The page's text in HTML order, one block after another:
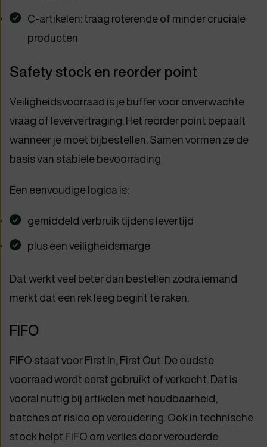
C-artikelen: traag roterende of minder cruciale
producten
Safety stock en reorder point
Veiligheidsvoorraad is je buffer voor onverwachte
vraag of leververtraging. Het reorder point bepaalt
wanneer je moet bijbestellen. Samen vormen ze de
basis van stabiele bevoorrading.
Een eenvoudige logica is:
gemiddeld verbruik tijdens levertijd
plus een veiligheidsmarge
Dat werkt veel beter dan bestellen zodra iemand
merkt dat een rek leeg begint te raken.
FIFO
FIFO staat voor First In, First Out. De oudste
voorraad wordt eerst gebruikt of verkocht. Dat is
vooral nuttig bij artikelen met houdbaarheid,
batches of risico op veroudering. Ook in technische
stock helpt FIFO om verlies door verouderde